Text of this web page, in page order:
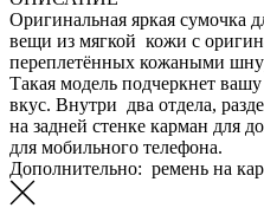
Оригинальная яркая сумочка
вещи из мягкой кожи с
переплетённых кожаными
Такая модель подчеркнет
вкус. Внутри два отдела,
на задней стенке карман для
для мобильного телефона.
Дополнительно: ремень на